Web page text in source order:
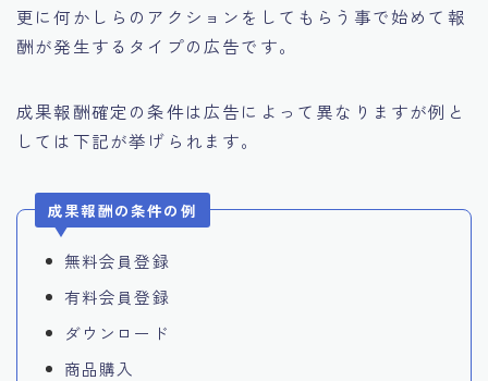
更に何かしらのアクションをしてもらう事で始めて報
酬が発生するタイプの広告です。
成果報酬確定の条件は広告によって異なりますが例と
しては下記が挙げられます。
成果報酬の条件の例
無料会員登録
有料会員登録
ダウンロード
商品購入